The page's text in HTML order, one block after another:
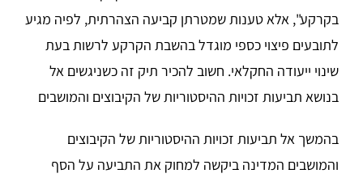
בקרקע", אלא טענות שמטרתן קביעה הצהרתית, לפיה מגיע
לתובעים פיצוי כספי מוגדל בהשבת הקרקע לרשות בעת
שינוי ייעודה החקלאי. חשוב להכיר תיק זה כשניגשים אל
בנושא תביעות זכויות ההיסטוריות של הקיבוצים והמושבים
בהמשך אל תביעות זכויות ההיסטוריות של הקיבוצים
והמושבים המדינה ביקשה למחוק את התביעה על הסף